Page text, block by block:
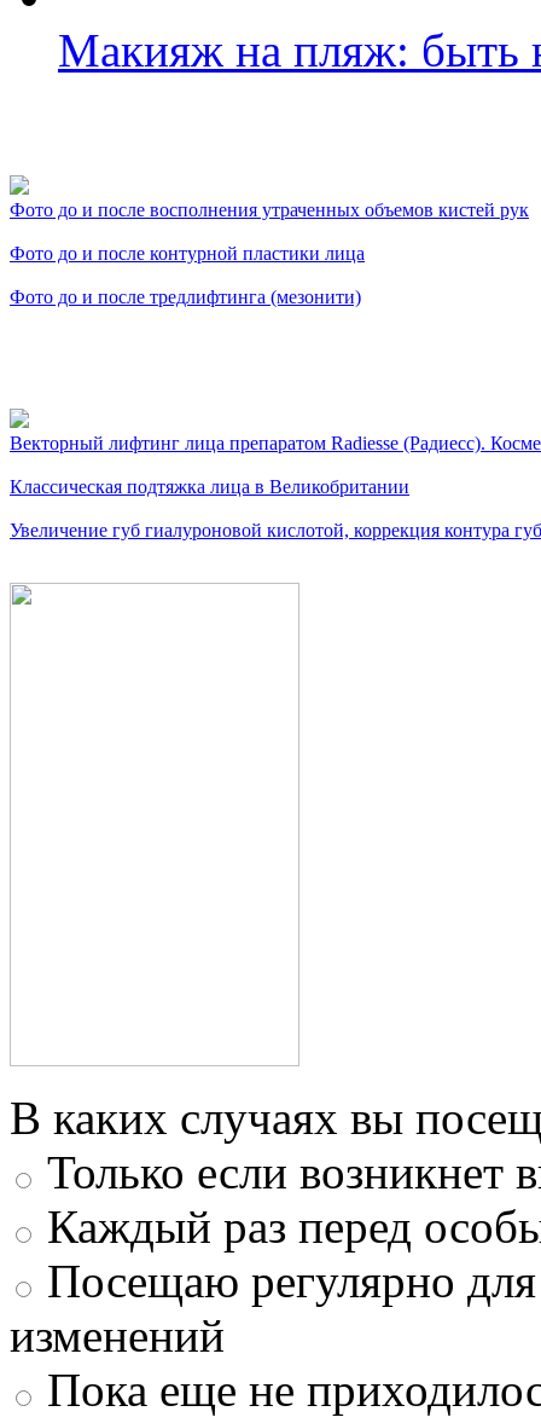
Макияж на пляж: быть
Фото до и после восполнения утраченных объемов кистей рук
Фото до и после контурной пластики лица
Фото до и после тредлифтинга (мезонити)
Векторный лифтинг лица препаратом Radiesse (Радиесс).
Классическая подтяжка лица в Великобритании
Увеличение губ гиалуроновой кислотой, коррекция контура
В каких случаях вы
Только если возникнет
Каждый раз перед
Посещаю регулярно
изменений
Пока еще не